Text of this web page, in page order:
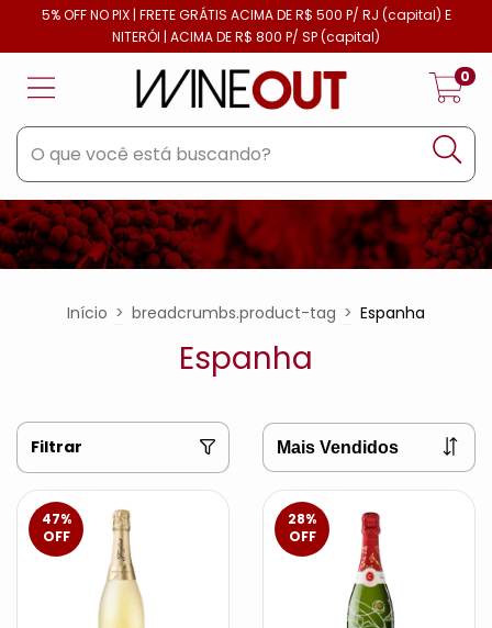
5% OFF NO PIX | FRETE GRÁTIS ACIMA DE R$ 500 P/ RJ (capital) E
NITERÓI | ACIMA DE R$ 800 P/ SP (capital)
0
Início > breadcrumbs.product-tag > Espanha
Espanha
Filtrar
47%
OFF
28%
OFF